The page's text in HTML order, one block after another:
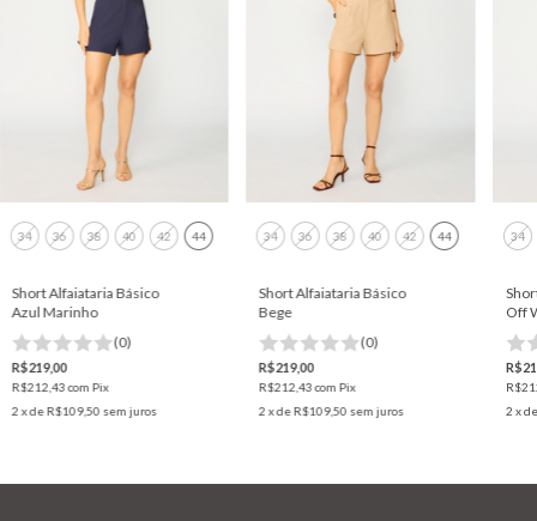
34 36 38 40 42 44
Short Alfaiataria Básico
Azul Marinho
(0)
R$219,00
R$212,43com Pix
2 x deR$109,50 sem juros
34 36 38 40 42 44
Short Alfaiataria Básico
Bege
(0)
R$219,00
R$212,43com Pix
2 x deR$109,50 sem juros
34
Off
2 x